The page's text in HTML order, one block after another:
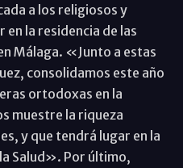
a los religiosos y
la residencia de las
Málaga. «Junto a estas
consolidamos este año
ortodoxas en la
muestre la riqueza
y que tendrá lugar en la
Salud». Por último,